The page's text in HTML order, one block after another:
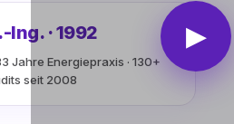
▶
Ing. · 1992
Jahre Energiepraxis · 130+
seit 2008